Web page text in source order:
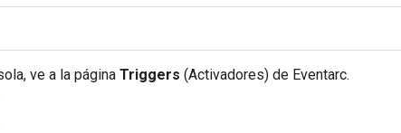
ve a la página Triggers (Activadores) de Eventarc.